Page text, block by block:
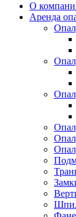
О
Аренда